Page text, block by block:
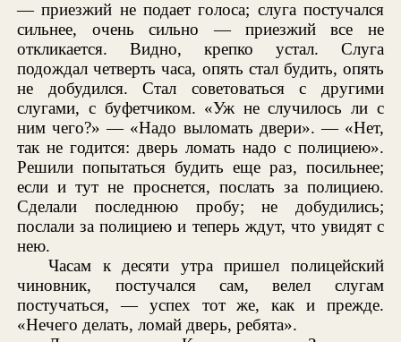
— приезжий не подает голоса; слуга постучался
сильнее, очень сильно — приезжий все не
откликается. Видно, крепко устал. Слуга
подождал четверть часа, опять стал будить, опять
не добудился. Стал советоваться с другими
слугами, с буфетчиком. «Уж не случилось ли с
ним чего?» — «Надо выломать двери». — «Нет,
так не годится: дверь ломать надо с полициею».
Решили попытаться будить еще раз, посильнее;
если и тут не проснется, послать за полициею.
Сделали последнюю пробу; не добудились;
послали за полициею и теперь ждут, что увидят с
нею.
Часам к десяти утра пришел полицейский
чиновник, постучался сам, велел слугам
постучаться, — успех тот же, как и прежде.
«Нечего делать, ломай дверь, ребята».